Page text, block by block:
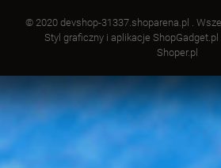
© 2020 devshop-31337.shoparena.pl .
Styl graficzny i aplikacje ShopGadget.pl
Shoper.pl